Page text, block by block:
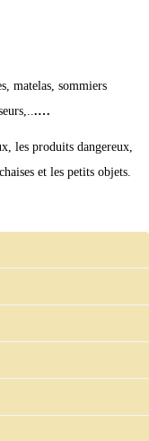
matelas, sommiers
.…
les produits dangereux,
et les petits objets.